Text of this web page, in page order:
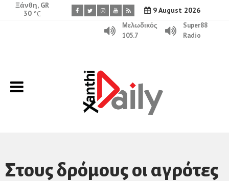
9 August 2026
Ξάνθη, GR
30 °C
Μελωδικός
105.7
Super88
Radio
Στους δρόμους οι αγρότες